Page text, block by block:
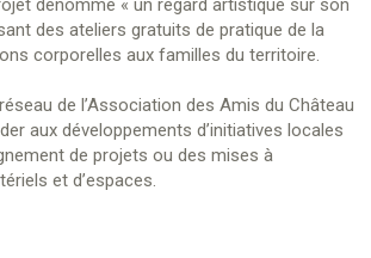
dénommé « un regard artistique sur son
des ateliers gratuits de pratique de la
corporelles aux familles du territoire.
de l’Association des Amis du Château
aux développements d’initiatives locales
de projets ou des mises à
et d’espaces.